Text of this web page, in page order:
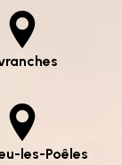
les-Poêles